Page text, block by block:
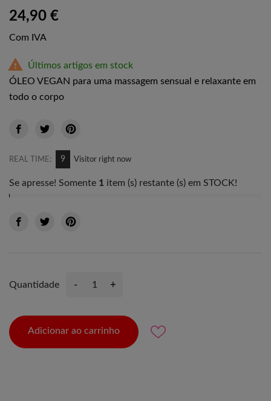
24,90 €
Com IVA

Últimos artigos em stock
ÓLEO VEGAN para uma massagem sensual e relaxante em
todo o corpo
REAL TIME: 9 Visitor right now
Se apresse! Somente 1 item (s) restante (s) em STOCK!
Quantidade - +
Adicionar ao carrinho